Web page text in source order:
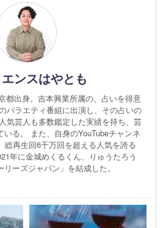
ンスはやとも
都出身。吉本興業所属の、占いを得意
ラエティ番組に出演し、その占いの
気芸人も多数鑑定した実績を持ち、芸
る。 また、自身のYouTubeチャンネ
総再生回6千万回を超える人気を誇る
年に金城めくるくん、りゅうたろう
ーズジャパン」を結成した。